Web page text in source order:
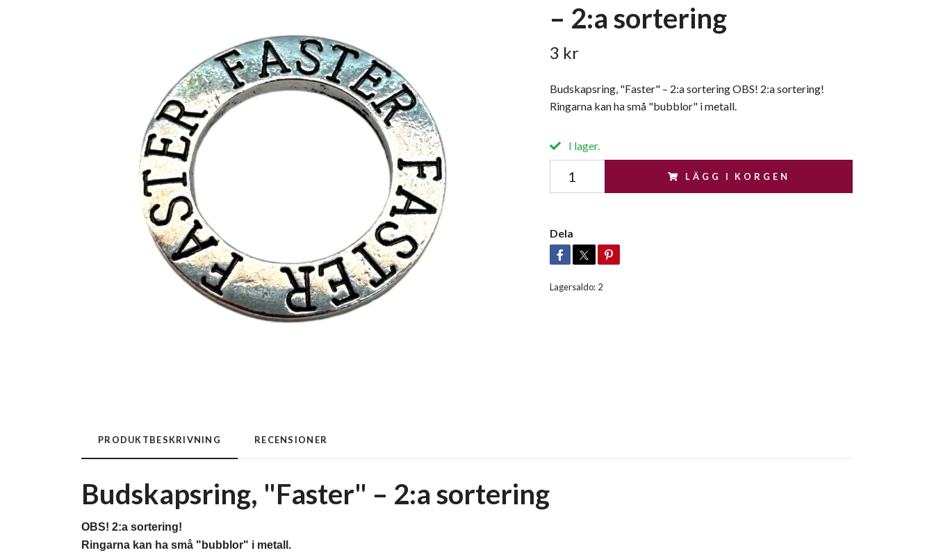
– 2:a sortering
3 kr
Budskapsring, "Faster" – 2:a sortering OBS! 2:a sortering!
Ringarna kan ha små "bubblor" i metall.
I lager.
LÄGG I KORGEN
Dela
Lagersaldo: 2
PRODUKTBESKRIVNING RECENSIONER
Budskapsring, "Faster" – 2:a sortering
OBS! 2:a sortering!
Ringarna kan ha små "bubblor" i metall.